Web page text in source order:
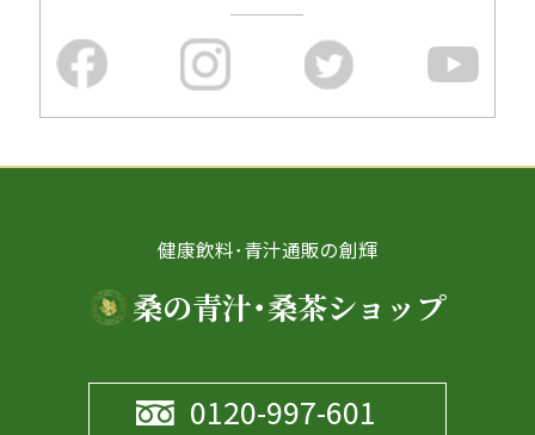
健康飲料･青汁通販の創輝
桑の青汁･桑茶ショップ
0120-997-601